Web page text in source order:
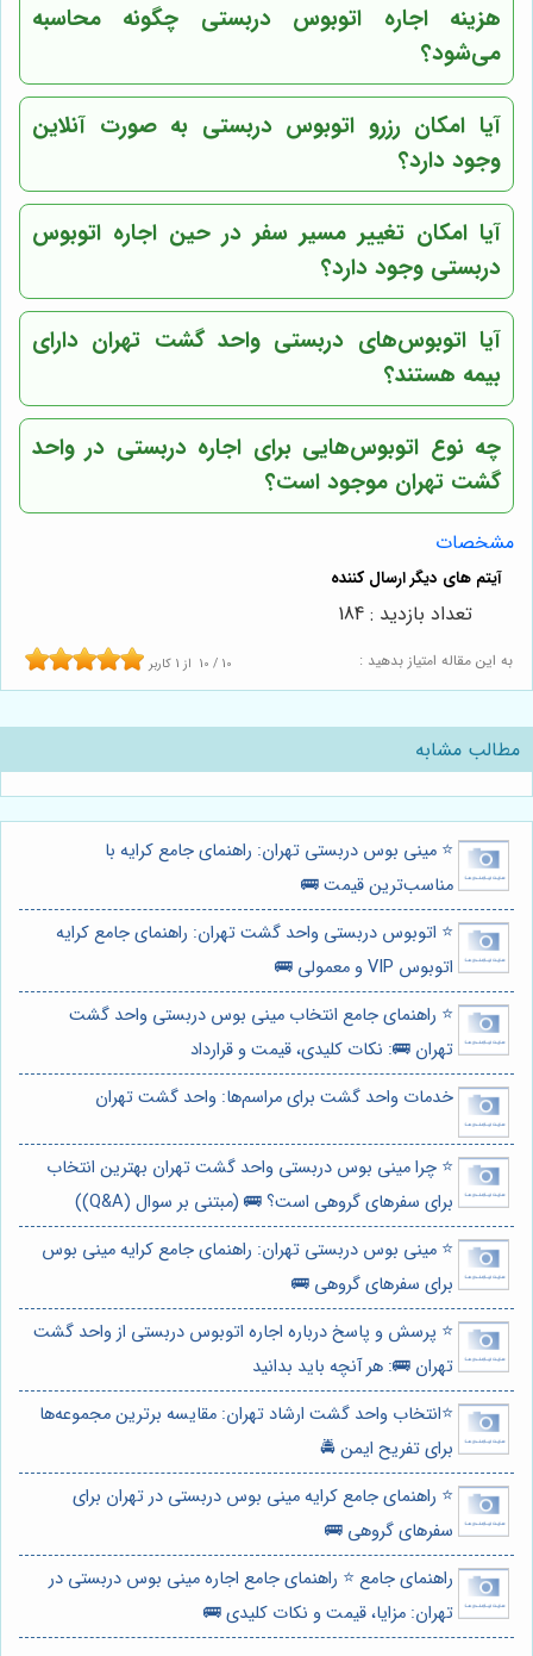
هزینه اجاره اتوبوس دربستی چگونه محاسبه
می‌شود؟
آیا امکان رزرو اتوبوس دربستی به صورت آنلاین
وجود دارد؟
آیا امکان تغییر مسیر سفر در حین اجاره اتوبوس
دربستی وجود دارد؟
آیا اتوبوس‌های دربستی واحد گشت تهران دارای
بیمه هستند؟
چه نوع اتوبوس‌هایی برای اجاره دربستی در واحد
گشت تهران موجود است؟
مشخصات
به این مقاله امتیاز بدهید : 10 / 10 از 1 کاربر
تعداد بازدید : 184
مطالب مشابه
⭐️ مینی بوس دربستی تهران: راهنمای جامع کرایه با
مناسب‌ترین قیمت 🚌
⭐️ اتوبوس دربستی واحد گشت تهران: راهنمای جامع کرایه
اتوبوس VIP و معمولی 🚌
⭐️ راهنمای جامع انتخاب مینی بوس دربستی واحد گشت
تهران 🚌: نکات کلیدی، قیمت و قرارداد
خدمات واحد گشت برای مراسم‌ها: واحد گشت تهران
⭐️ چرا مینی بوس دربستی واحد گشت تهران بهترین انتخاب
برای سفرهای گروهی است؟ 🚌 (مبتنی بر سوال (Q&A))
⭐️ مینی بوس دربستی تهران: راهنمای جامع کرایه مینی بوس
برای سفرهای گروهی 🚌
⭐️ پرسش و پاسخ درباره اجاره اتوبوس دربستی از واحد گشت
تهران 🚌: هر آنچه باید بدانید
⭐️انتخاب واحد گشت ارشاد تهران: مقایسه برترین مجموعه‌ها
برای تفریح ایمن 🚔
⭐️ راهنمای جامع کرایه مینی بوس دربستی در تهران برای
سفرهای گروهی 🚌
راهنمای جامع ⭐️ راهنمای جامع اجاره مینی بوس دربستی در
تهران: مزایا، قیمت و نکات کلیدی 🚌